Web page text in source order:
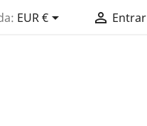
EUR €  Entrar